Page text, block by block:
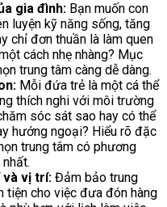
gia đình: Bạn muốn con
luyện kỹ năng sống, tăng
chỉ đơn thuần là làm quen
cách nhẹ nhàng? Mục
trung tâm càng dễ dàng.
Mỗi đứa trẻ là một cá thể
thích nghi với môi trường
sóc sát sao hay có thể
hướng ngoại? Hiểu rõ đặc
trung tâm có phương
và vị trí: Đảm bảo trung
tiện cho việc đưa đón hàng